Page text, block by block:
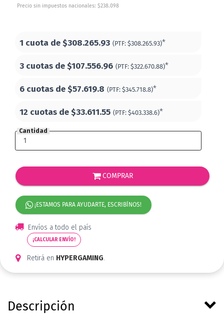
Precio sin impuestos nacionales: $238.098
1 cuota de$308.265.93 (PTF: $308.265.93)*
3 cuotas de$107.556.96 (PTF: $322.670.88)*
6 cuotas de$57.619.8 (PTF: $345.718.8)*
12 cuotas de$33.611.55 (PTF: $403.338.6)*
Cantidad
COMPRAR
¡ESTAMOS PARA AYUDARTE, ESCRIBÍNOS!
Envíos a todo el país
¡CALCULAR ENVÍO!
Retirá en HYPERGAMING.
Descripción